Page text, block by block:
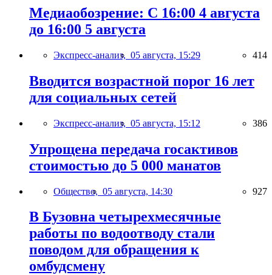
Медиаобозрение: С 16:00 4 августа
до 16:00 5 августа
Экспресс-анализ, 05 августа, 15:29 414
Вводится возрастной порог 16 лет
для социальных сетей
Экспресс-анализ, 05 августа, 15:12 386
Упрощена передача госактивов
стоимостью до 5 000 манатов
Общество, 05 августа, 14:30 927
В Бузовна четырехмесячные
работы по водоотводу стали
поводом для обращения к
омбудсмену